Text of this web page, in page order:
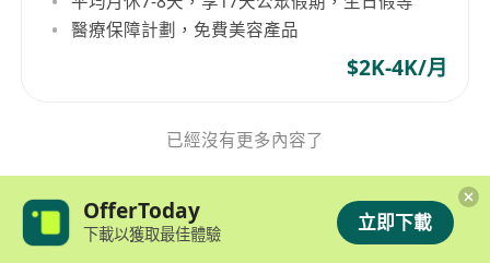
醫療保障計劃，免費美容產品
$2K-4K/月
已經沒有更多內容了
OfferToday
下載以獲取最佳體驗 立即下載